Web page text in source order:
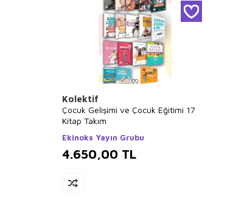
Kolektif
Çocuk Gelişimi ve Çocuk Eğitimi 17
Kitap Takım
Ekinoks Yayın Grubu
4.650,00 TL